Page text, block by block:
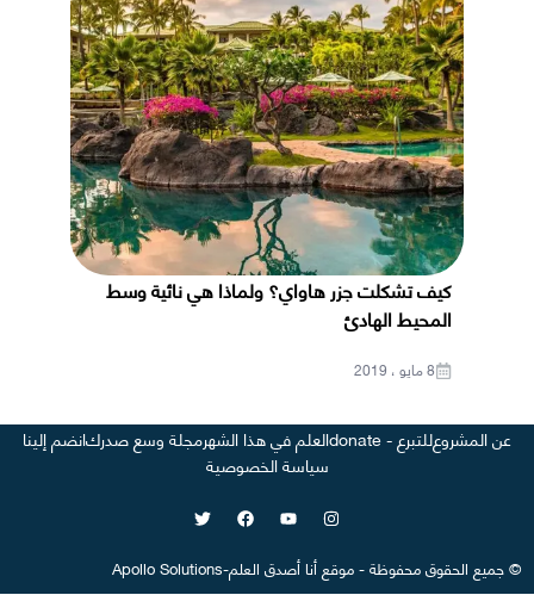
كيف تشكلت جزر هاواي؟ ولماذا هي نائية وسط
المحيط الهادئ
8 مايو ، 2019
عن المشروعللتبرع - donate العلم في هذا الشهرمجلة وسع صدركانضم إلينا
سياسة الخصوصية
©جميع الحقوق محفوظة-موقعأنا أصدق العلم-
Apollo Solutions